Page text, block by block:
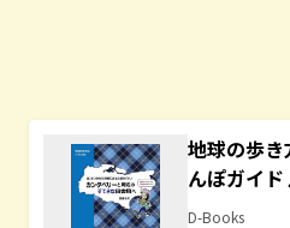
地球の歩
んぽガイ
D-Books